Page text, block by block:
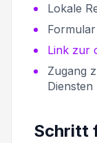
Lokale
Link zur
Zugang
Diensten
Schritt